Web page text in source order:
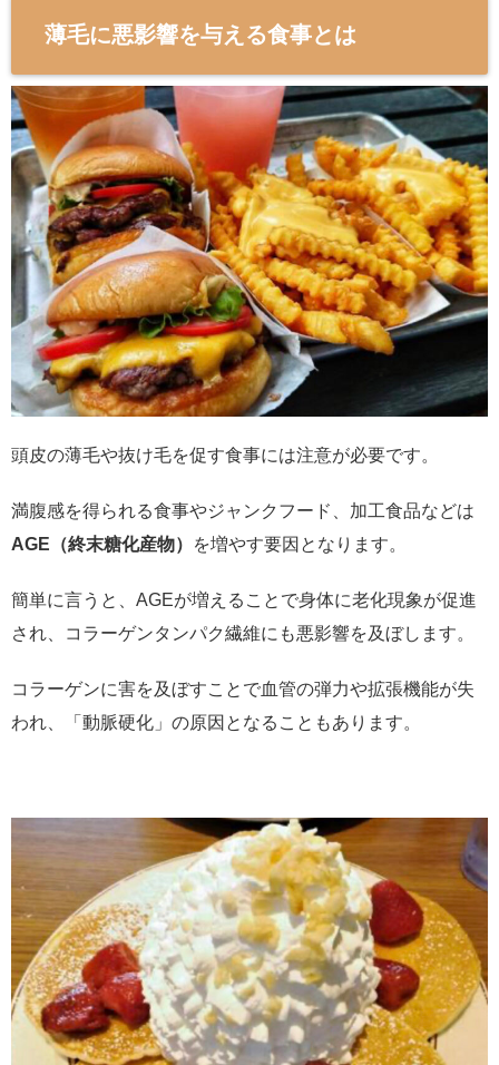
薄毛に悪影響を与える食事とは
頭皮の薄毛や抜け毛を促す食事には注意が必要です。
満腹感を得られる食事やジャンクフード、加工食品などは
AGE（終末糖化産物）
を増やす要因となります。
簡単に言うと、AGEが増えることで身体に老化現象が促進
され、コラーゲンタンパク繊維にも悪影響を及ぼします。
コラーゲンに害を及ぼすことで血管の弾力や拡張機能が失
われ、「動脈硬化」の原因となることもあります。